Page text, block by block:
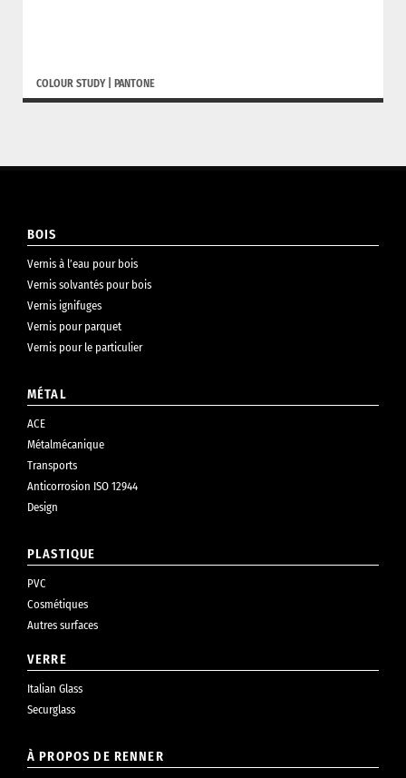
COLOUR STUDY| PANTONE
BOIS
Vernis à l’eau pour bois
Vernis solvantés pour bois
Vernis ignifuges
Vernis pour parquet
Vernis pour le particulier
MÉTAL
ACE
Métalmécanique
Transports
Anticorrosion ISO 12944
Design
PLASTIQUE
PVC
Cosmétiques
Autres surfaces
VERRE
Italian Glass
Securglass
À PROPOS DE RENNER